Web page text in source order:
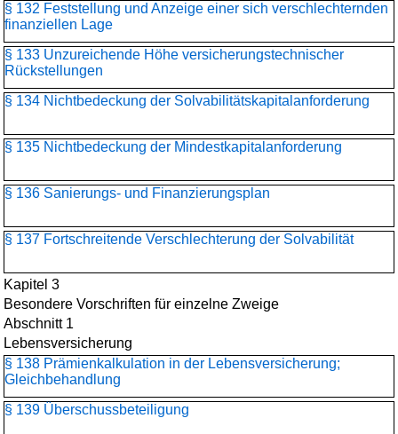
§ 132 Feststellung und Anzeige einer sich verschlechternden
finanziellen Lage
§ 133 Unzureichende Höhe versicherungstechnischer
Rückstellungen
§ 134 Nichtbedeckung der Solvabilitätskapitalanforderung
§ 135 Nichtbedeckung der Mindestkapitalanforderung
§ 136 Sanierungs- und Finanzierungsplan
§ 137 Fortschreitende Verschlechterung der Solvabilität
Kapitel 3
Besondere Vorschriften für einzelne Zweige
Abschnitt 1
Lebensversicherung
§ 138 Prämienkalkulation in der Lebensversicherung;
Gleichbehandlung
§ 139 Überschussbeteiligung